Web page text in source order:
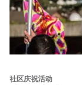
社区庆祝活动